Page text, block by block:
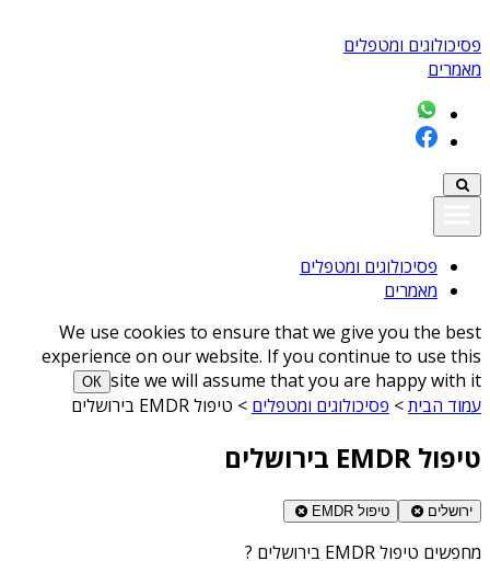
פסיכולוגים ומטפלים
מאמרים
פסיכולוגים ומטפלים
מאמרים
We use cookies to ensure that we give you the best
experience on our website. If you continue to use this
site we will assume that you are happy with it
ОК
עמוד הבית> פסיכולוגים ומטפלים > טיפול EMDR בירושלים
טיפול EMDR בירושלים
ירושלים טיפול EMDR
מחפשים טיפול EMDR בירושלים ?